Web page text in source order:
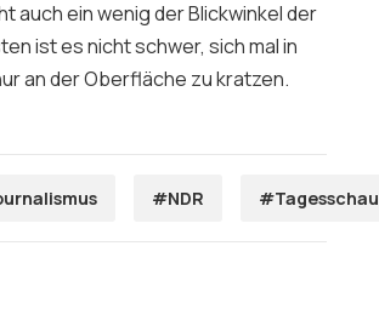
auch ein wenig der Blickwinkel der
ist es nicht schwer, sich mal in
an der Oberfläche zu kratzen.
#NDR #Tagesschau